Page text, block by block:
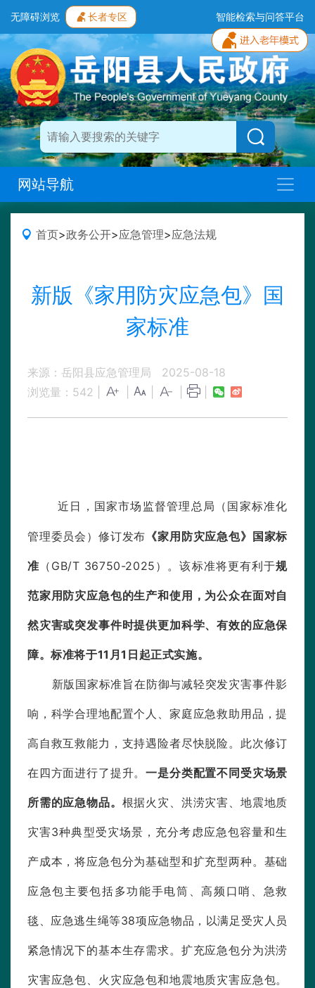
无障碍浏览 长者专区 智能检索与问答平台
网站导航
首页>政务公开>应急管理>应急法规
新版《家用防灾应急包》国
家标准
来源：岳阳县应急管理局
2025-08-18
浏览量： 542
近日，国家市场监督管理总局（国家标准化
管理委员会）修订发布 《家用防灾应急包》国家标
准 （ GB/T 36750-2025 ）。该标准将更有利于规
范家用防灾应急包的生产和使用，为公众在面对自
然灾害或突发事件时提供更加科学、有效的应急保
障。标准将于11 月1 日起正式实施。
新版国家标准旨在防御与减轻突发灾害事件影
响，科学合理地配置个人、家庭应急救助用品，提
高自救互救能力，支持遇险者尽快脱险。此次修订
在四方面进行了提升。一是分类配置不同受灾场景
所需的应急物品。 根据火灾、洪涝灾害、地震地质
灾害3种典型受灾场景，充分考虑应急包容量和生
产成本，将应急包分为基础型和扩充型两种。基础
应急包主要包括多功能手电筒、高频口哨、急救
毯、应急逃生绳等38项应急物品，以满足受灾人员
紧急情况下的基本生存需求。扩充应急包分为洪涝
灾害应急包、火灾应急包和地震地质灾害应急包。